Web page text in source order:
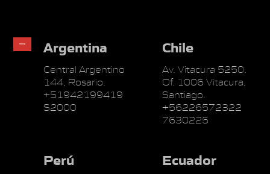
Argentina
Central Argentino
144, Rosario.
+51942199419
S2000
Chile
Av. Vitacura 5250.
Of. 1006 Vitacura,
Santiago.
+56226572322
7630225
Perú Ecuador